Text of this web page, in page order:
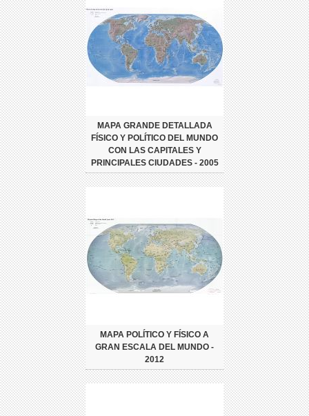
MAPA GRANDE DETALLADA
FÍSICO Y POLÍTICO DEL MUNDO
CON LAS CAPITALES Y
PRINCIPALES CIUDADES - 2005
MAPA POLÍTICO Y FÍSICO A
GRAN ESCALA DEL MUNDO -
2012